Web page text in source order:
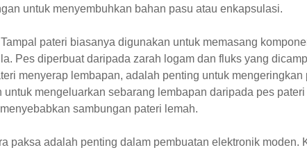
untuk menyembuhkan bahan pasu atau enkapsulasi.
pateri biasanya digunakan untuk memasang
Pes diperbuat daripada zarah logam dan fluks yang
menyerap lembapan, adalah penting untuk
mengeluarkan sebarang lembapan daripada pes
sambungan pateri lemah.
paksa adalah penting dalam pembuatan elektronik moden.